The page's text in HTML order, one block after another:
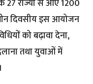
राज्यों से आए 1200
दिवसीय इस आयोजन
को बढ़ावा देना,
तथा युवाओं में